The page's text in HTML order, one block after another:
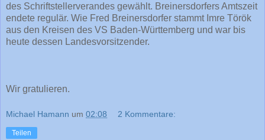
des Schriftstellerverandes gewählt. Breinersdorfers Amtszeit
endete regulär. Wie Fred Breinersdorfer stammt Imre Török
aus den Kreisen des VS Baden-Württemberg und war bis
heute dessen Landesvorsitzender.
Wir gratulieren.
Michael Hamann um 02:08 2 Kommentare:
Teilen